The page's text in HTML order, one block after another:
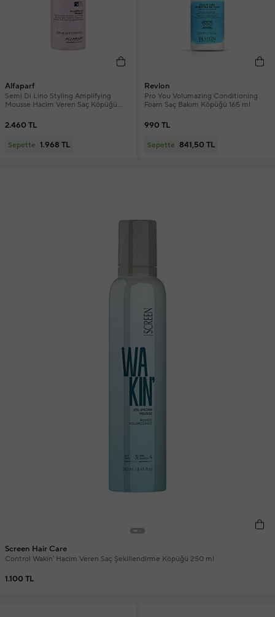
Alfaparf
Semi Di Lino Styling Amplifying
Mousse Hacim Veren Saç Köpüğü
2.460 TL
Sepette 1.968 TL
Revlon
Pro You Volumazing Conditioning
Foam Saç Bakım Köpüğü 165 ml
990 TL
Sepette 841,50 TL
Screen Hair Care
Control Wakin' Hacim Veren Saç Şekillendirme Köpüğü 250 ml
1.100 TL